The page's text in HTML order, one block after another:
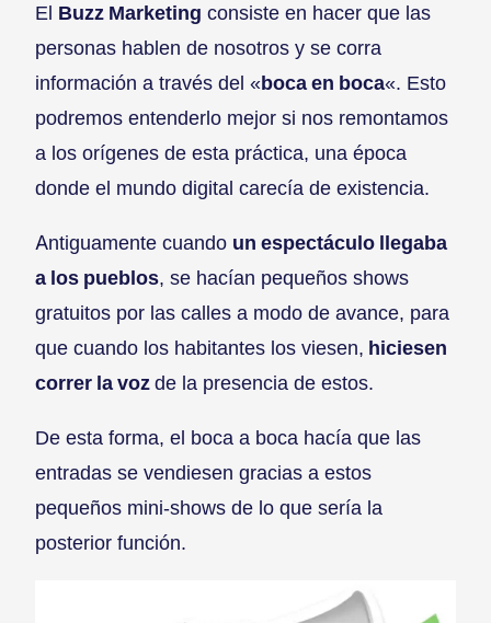
El Buzz Marketing consiste en hacer que las
personas hablen de nosotros y se corra
información a través del «boca en boca«. Esto
podremos entenderlo mejor si nos remontamos
a los orígenes de esta práctica, una época
donde el mundo digital carecía de existencia.
Antiguamente cuando un espectáculo llegaba
a los pueblos, se hacían pequeños shows
gratuitos por las calles a modo de avance, para
que cuando los habitantes los viesen, hiciesen
correr la vozde la presencia de estos.
De esta forma, el boca a boca hacía que las
entradas se vendiesen gracias a estos
pequeños mini-shows de lo que sería la
posterior función.